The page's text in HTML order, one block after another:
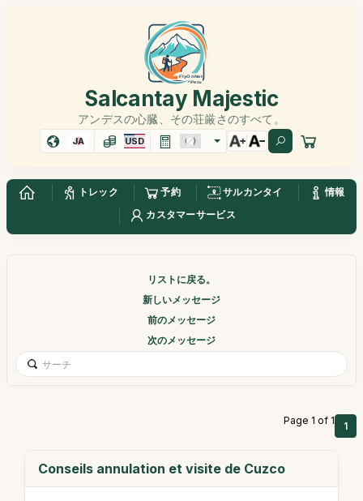
Salcantay Majestic
アンデスの心臓、その荘厳さのすべて。
JA USD
トレック 予約 サルカンタイ
情報
カスタマーサービス
リストに戻る。
新しいメッセージ
前のメッセージ
次のメッセージ
Page 1 of 1 1
Conseils annulation et visite de Cuzco